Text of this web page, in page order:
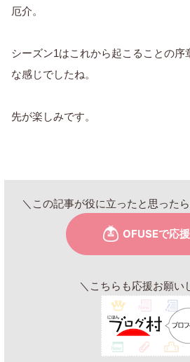
厄介。
シーズン1はこれから起こることの序
な感じでしたね。
先が楽しみです。
＼この記事が役に立ったと思った
＼こちらも応援お願い